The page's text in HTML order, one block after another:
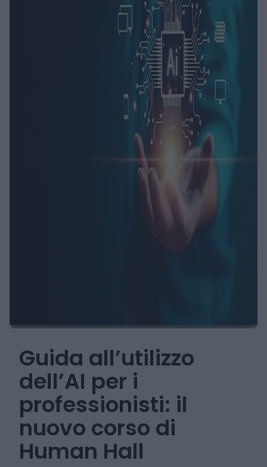
Guida all’utilizzo
dell’AI per i
professionisti: il
nuovo corso di
Human Hall